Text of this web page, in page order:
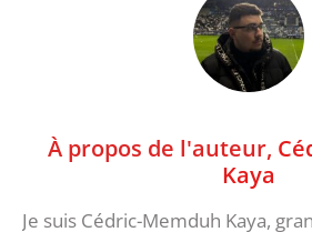
À propos de l'auteur,
Kaya
Je suis Cédric-Memduh Kaya,